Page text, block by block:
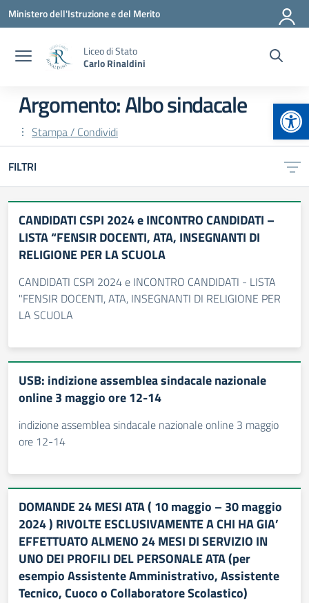
Vai ai contenuti
Vai al menu di navigazione
Vai al footer
Ministero dell'Istruzione e del Merito
Liceo di Stato
Carlo Rinaldini
Argomento: Albo sindacale
Stampa / Condividi
FILTRI
CANDIDATI CSPI 2024 e INCONTRO CANDIDATI –
LISTA “FENSIR DOCENTI, ATA, INSEGNANTI DI
RELIGIONE PER LA SCUOLA
CANDIDATI CSPI 2024 e INCONTRO CANDIDATI - LISTA
"FENSIR DOCENTI, ATA, INSEGNANTI DI RELIGIONE PER
LA SCUOLA
USB: indizione assemblea sindacale nazionale
online 3 maggio ore 12-14
indizione assemblea sindacale nazionale online 3 maggio
ore 12-14
DOMANDE 24 MESI ATA ( 10 maggio – 30 maggio
2024 ) RIVOLTE ESCLUSIVAMENTE A CHI HA GIA’
EFFETTUATO ALMENO 24 MESI DI SERVIZIO IN
UNO DEI PROFILI DEL PERSONALE ATA (per
esempio Assistente Amministrativo, Assistente
Tecnico, Cuoco o Collaboratore Scolastico)